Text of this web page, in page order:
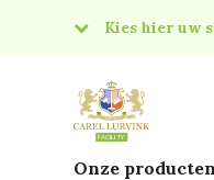
Kies hier uw
Food
Onze producten